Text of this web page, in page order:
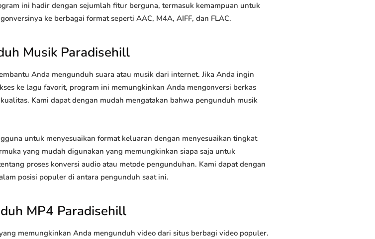
ini hadir dengan sejumlah fitur berguna, termasuk kemampuan untuk
ke berbagai format seperti AAC, M4A, AIFF, dan FLAC.
Musik Paradisehill
Anda mengunduh suara atau musik dari internet. Jika Anda ingin
ke lagu favorit, program ini memungkinkan Anda mengonversi berkas
Kami dapat dengan mudah mengatakan bahwa pengunduh musik
untuk menyesuaikan format keluaran dengan menyesuaikan tingkat
yang mudah digunakan yang memungkinkan siapa saja untuk
proses konversi audio atau metode pengunduhan. Kami dapat dengan
posisi populer di antara pengunduh saat ini.
MP4 Paradisehill
memungkinkan Anda mengunduh video dari situs berbagi video populer.